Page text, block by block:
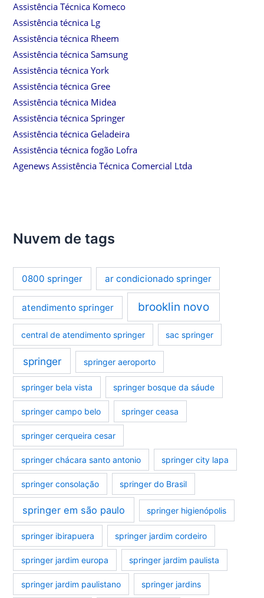
Assistência Técnica Komeco
Assistência técnica Lg
Assistência técnica Rheem
Assistência técnica Samsung
Assistência técnica York
Assistência técnica Gree
Assistência técnica Midea
Assistência técnica Springer
Assistência técnica Geladeira
Assistência técnica fogão Lofra
Agenews Assistência Técnica Comercial Ltda
Nuvem de tags
0800 springer ar condicionado springer
atendimento springer brooklin novo
central de atendimento springer sac springer
springer springer aeroporto
springer bela vista springer bosque da sáude
springer campo belo springer ceasa
springer cerqueira cesar
springer chácara santo antonio springer city lapa
springer consolação springer do Brasil
springer em são paulo springer higienópolis
springer ibirapuera springer jardim cordeiro
springer jardim europa springer jardim paulista
springer jardim paulistano springer jardins